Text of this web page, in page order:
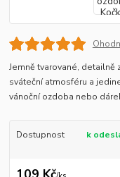
Jemně tvarované,
sváteční atmosféru a
vánoční ozdoba nebo
Dostupnost k